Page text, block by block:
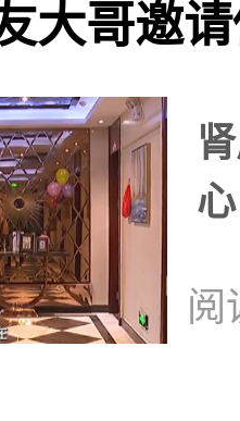
大哥邀
阅